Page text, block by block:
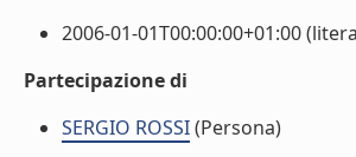
2006-01-01T00:00:00+01:00
Partecipazione di
SERGIO ROSSI(Persona)